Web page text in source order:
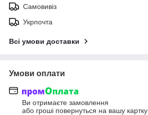
Самовивіз
Укрпочта
Всі умови доставки
Умови оплати
Ви отримаєте замовлення
або гроші повернуться на вашу картку